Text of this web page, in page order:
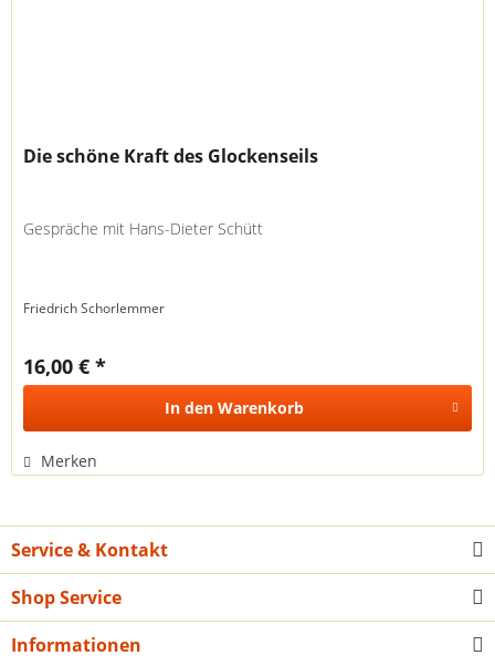
Die schöne Kraft des Glockenseils
Gespräche mit Hans-Dieter Schütt
Friedrich Schorlemmer
16,00 € *
In den Warenkorb
Merken
Service & Kontakt
Shop Service
Informationen